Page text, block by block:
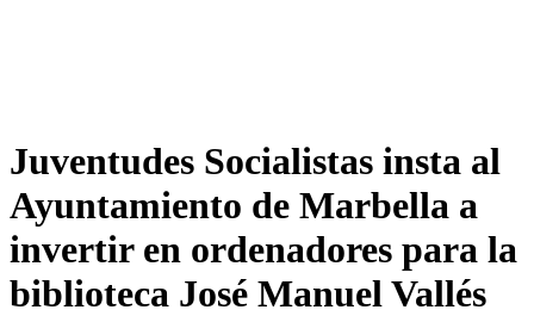
Juventudes Socialistas insta al
Ayuntamiento de Marbella a
invertir en ordenadores para la
biblioteca José Manuel Vallés